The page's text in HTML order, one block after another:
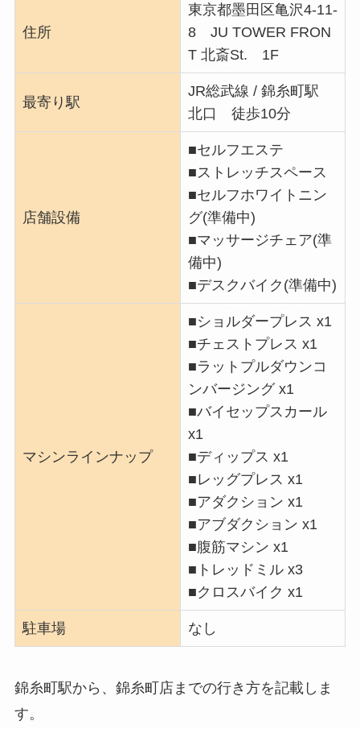
住所
東京都墨田区亀沢4-11-
8 JU TOWER FRON
T 北斎St. 1F
最寄り駅
JR総武線 / 錦糸町駅
北口 徒歩10分
店舗設備
■セルフエステ
■ストレッチスペース
■セルフホワイトニン
グ(準備中)
■マッサージチェア(準
備中)
■デスクバイク(準備中)
マシンラインナップ
■ショルダープレス x1
■チェストプレス x1
■ラットプルダウンコ
ンバージング x1
■バイセップスカール
x1
■ディップス x1
■レッグプレス x1
■アダクション x1
■アブダクション x1
■腹筋マシン x1
■トレッドミル x3
■クロスバイク x1
駐車場 なし
錦糸町駅から、錦糸町店までの行き方を記載しま
す。